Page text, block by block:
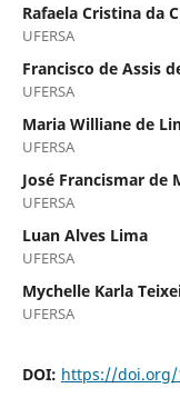
Rafaela Cristina da
UFERSA
Francisco de Assis
UFERSA
Maria Williane de
UFERSA
José Francismar de
UFERSA
Luan Alves Lima
UFERSA
Mychelle Karla
UFERSA
DOI: https://doi.org/